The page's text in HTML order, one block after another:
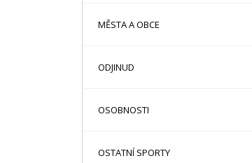
MĚSTA A OBCE
ODJINUD
OSOBNOSTI
OSTATNÍ SPORTY